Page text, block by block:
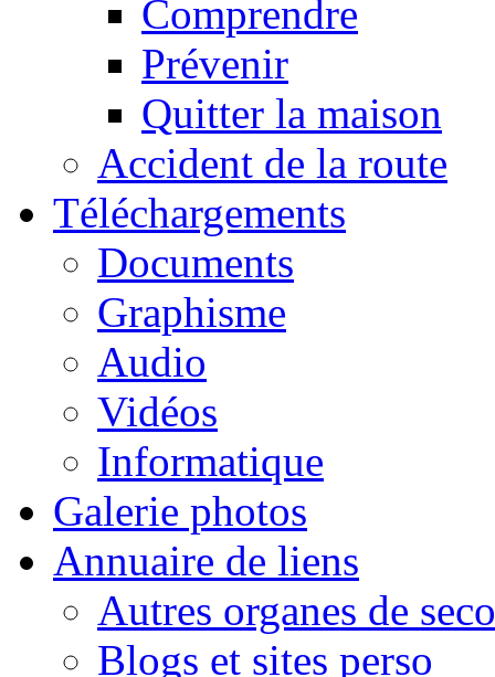
Comprendre
Prévenir
Quitter la maison
Accident de la route
Téléchargements
Documents
Graphisme
Audio
Vidéos
Informatique
Galerie photos
Annuaire de liens
Autres organes de
Blogs et sites perso